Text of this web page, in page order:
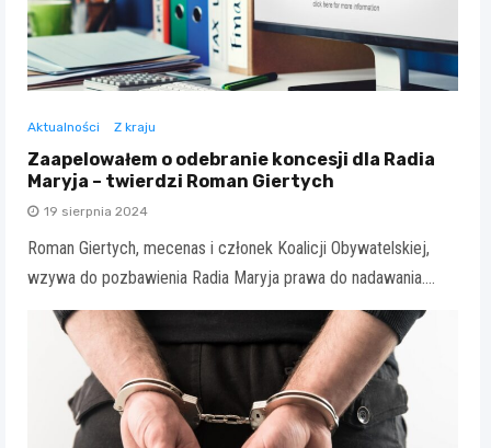
Aktualności Z kraju
Zaapelowałem o odebranie koncesji dla Radia
Maryja – twierdzi Roman Giertych
19 sierpnia 2024
Roman Giertych, mecenas i członek Koalicji Obywatelskiej,
wzywa do pozbawienia Radia Maryja prawa do nadawania.…